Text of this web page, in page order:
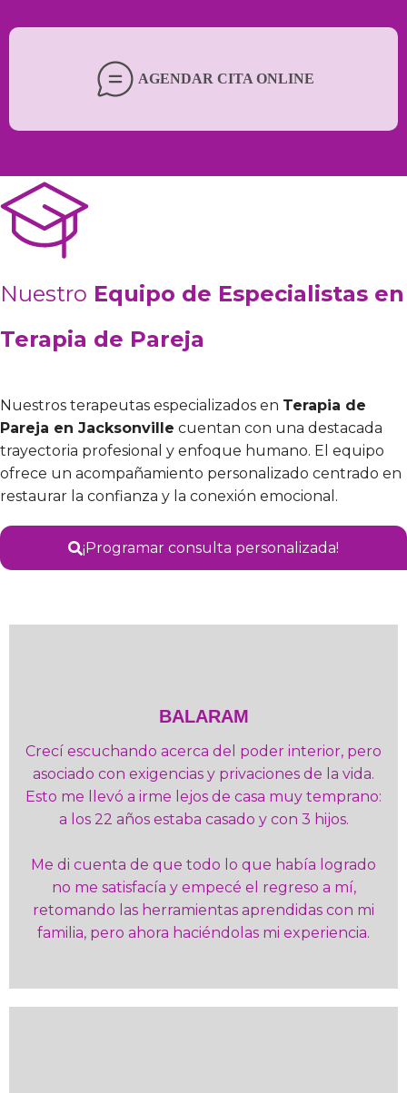
AGENDAR CITA ONLINE
Nuestro Equipo de Especialistas en
Terapia de Pareja
Nuestros terapeutas especializados en Terapia de
Pareja en Jacksonville cuentan con una destacada
trayectoria profesional y enfoque humano. El equipo
ofrece un acompañamiento personalizado centrado en
restaurar la confianza y la conexión emocional.
¡Programar consulta personalizada!
BALARAM
Crecí escuchando acerca del poder interior, pero
asociado con exigencias y privaciones de la vida.
Esto me llevó a irme lejos de casa muy temprano:
a los 22 años estaba casado y con 3 hijos.
Me di cuenta de que todo lo que había logrado
no me satisfacía y empecé el regreso a mí,
retomando las herramientas aprendidas con mi
familia, pero ahora haciéndolas mi experiencia.